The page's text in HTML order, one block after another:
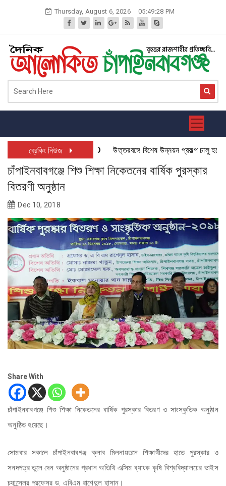
Thursday, August 6, 2026 05:49:29 PM
ব্রেকিং নিউজ উত্তরবঙ্গে বিশেষ উন্নয়ন প্রকল্প চালু হতে
চাঁপাইনবাবগঞ্জে শিশু শিক্ষা নিকেতনের বার্ষিক পুরস্কার
বিতরণী অনুষ্ঠান
Dec 10, 2018
Share With
চাঁপাইনবাবগঞ্জে শিশু শিক্ষা নিকেতনের বার্ষিক পুরস্কার বিতরণ ও সাংস্কৃতিক অনুষ্ঠান
অনুষ্ঠিত হয়েছে।
সোমবার সকালে চাঁপাইনবাবগঞ্জ ক্লাব মিলনায়তনে শিক্ষার্থীদের হাতে পুরস্কার ও
সনদপত্র তুলে দেন অনুষ্ঠানের প্রধান অতিথি এক্সিম ব্যাংক কৃষি বিশ্ববিদ্যালয়ের ভাইস
চ্যান্সেলর প্রফেসর ড. এবিএম রাশেদুল হাসান।